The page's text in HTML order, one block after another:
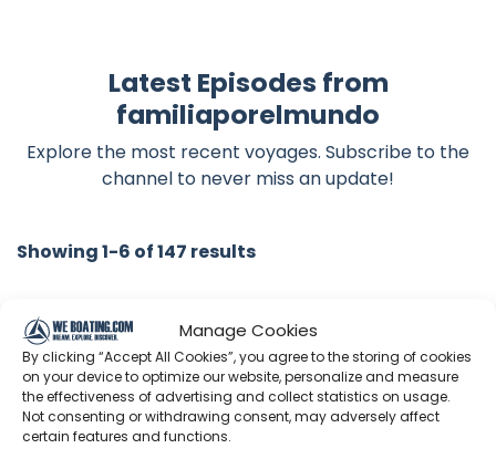
Manage Cookies
By clicking “Accept All Cookies”, you agree to the storing of cookies
on your device to optimize our website, personalize and measure
the effectiveness of advertising and collect statistics on usage.
Not consenting or withdrawing consent, may adversely affect
certain features and functions.
Latest Episodes from
familiaporelmundo
Explore the most recent voyages. Subscribe to the
channel to never miss an update!
Showing 1-6 of 147 results
Search
Sort by